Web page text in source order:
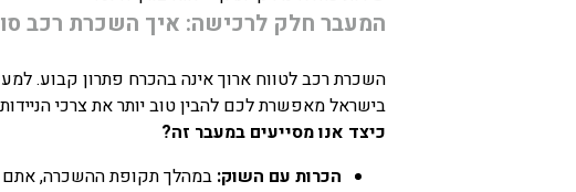
המעבר חלק לרכישה: איך השכרת רכב
השכרת רכב לטווח ארוך אינה בהכרח פתרון קבוע.
בישראל מאפשרת לכם להבין טוב יותר את צרכי
כיצד אנו מסייעים במעבר זה?
הכרות עם השוק: במהלך תקופת ההשכרה, אתם